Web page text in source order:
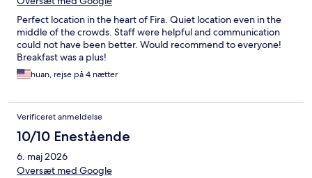
Perfect location in the heart of Fira. Quiet location even in the
middle of the crowds. Staff were helpful and communication
could not have been better. Would recommend to everyone!
Breakfast was a plus!
huan, rejse på 4 nætter
Verificeret anmeldelse
10/10 Enestående
6. maj 2026
Oversæt med Google